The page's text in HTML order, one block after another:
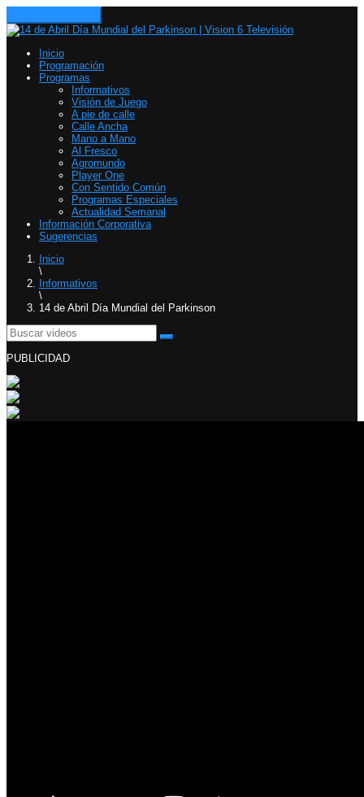
Inicio
Programación
Programas
Informativos
Visión de Juego
A pie de calle
Calle Ancha
Mano a Mano
Al Fresco
Agromundo
Player One
Con Sentido Común
Programas Especiales
Actualidad Semanal
Información Corporativa
Sugerencias
Inicio
\
Informativos
\
14 de Abril Día Mundial del Parkinson
PUBLICIDAD